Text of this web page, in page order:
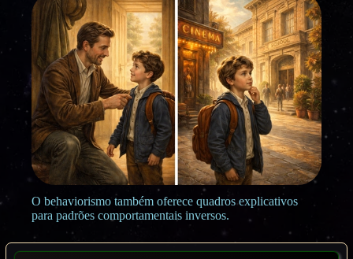
O behaviorismo também oferece quadros explicativos
para padrões comportamentais inversos.